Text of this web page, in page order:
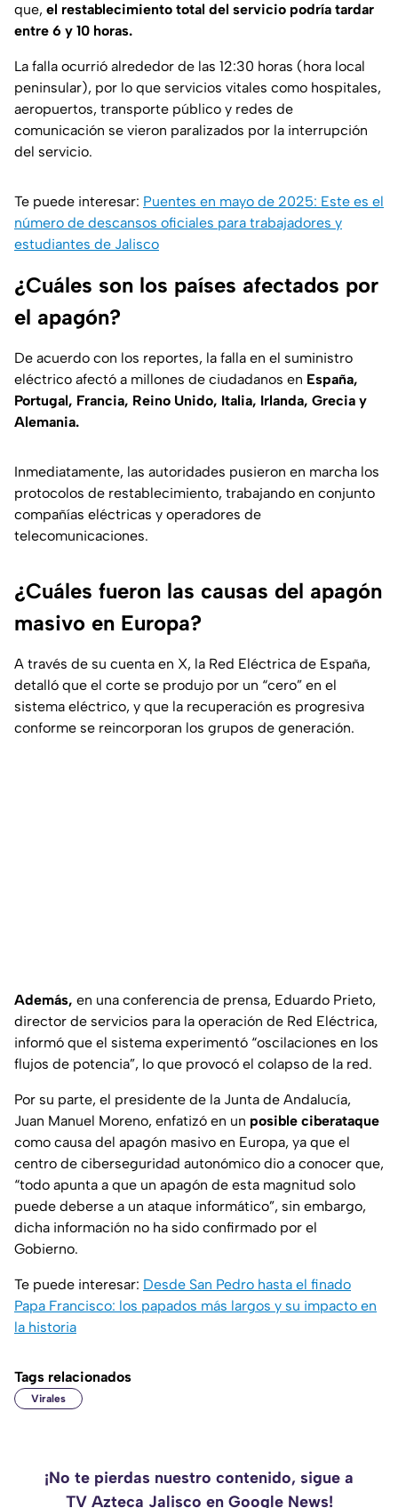
que, el restablecimiento total del servicio podría tardar
entre 6 y 10 horas.
La falla ocurrió alrededor de las 12:30 horas (hora local
peninsular), por lo que servicios vitales como hospitales,
aeropuertos, transporte público y redes de
comunicación se vieron paralizados por la interrupción
del servicio.
Te puede interesar: Puentes en mayo de 2025: Este es el
número de descansos oficiales para trabajadores y
estudiantes de Jalisco
¿Cuáles son los países afectados por
el apagón?
De acuerdo con los reportes, la falla en el suministro
eléctrico afectó a millones de ciudadanos en España,
Portugal, Francia, Reino Unido, Italia, Irlanda, Grecia y
Alemania.
Inmediatamente, las autoridades pusieron en marcha los
protocolos de restablecimiento, trabajando en conjunto
compañías eléctricas y operadores de
telecomunicaciones.
¿Cuáles fueron las causas del apagón
masivo en Europa?
A través de su cuenta en X, la Red Eléctrica de España,
detalló que el corte se produjo por un “cero” en el
sistema eléctrico, y que la recuperación es progresiva
conforme se reincorporan los grupos de generación.
Además, en una conferencia de prensa, Eduardo Prieto,
director de servicios para la operación de Red Eléctrica,
informó que el sistema experimentó “oscilaciones en los
flujos de potencia”, lo que provocó el colapso de la red.
Por su parte, el presidente de la Junta de Andalucía,
Juan Manuel Moreno, enfatizó en un posible ciberataque
como causa del apagón masivo en Europa, ya que el
centro de ciberseguridad autonómico dio a conocer que,
“todo apunta a que un apagón de esta magnitud solo
puede deberse a un ataque informático”, sin embargo,
dicha información no ha sido confirmado por el
Gobierno.
Te puede interesar: Desde San Pedro hasta el finado
Papa Francisco: los papados más largos y su impacto en
la historia
Tags relacionados
Virales
¡No te pierdas nuestro contenido, sigue a
TV Azteca Jalisco en Google News!